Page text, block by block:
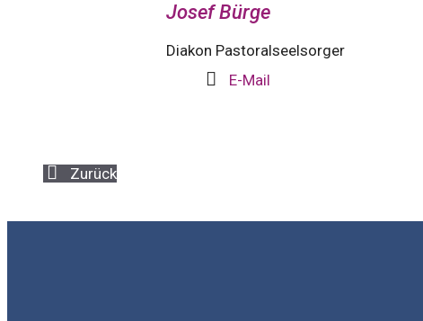
Josef Bürge
Diakon Pastoralseelsorger
E-Mail
Zurück